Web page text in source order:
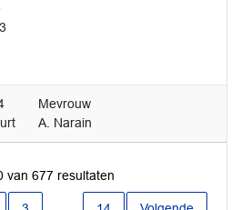
Mevrouw
A. Narain
van 677 resultaten